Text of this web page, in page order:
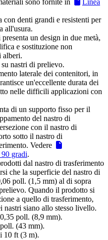
sono fornite in
Linea
denti grandi e resistenti per
all'usura.
un design in due metà,
e sostituzione non
alberi.
nastri di prelievo.
laterale dei contenitori, in
un'eccellente durata dei
nelle difficili applicazioni con
di un supporto fisso per il
del nastro di
con il nastro di
sotto il nastro di
Vedere
gradi.
dal nastro di trasferimento
che la superficie del nastro di
poll. (1,5 mm) al di sopra
Quando il prodotto si
a quello di trasferimento,
nastri siano allo stesso livello.
poll. (8,9 mm).
(43 mm).
10 ft (3 m).